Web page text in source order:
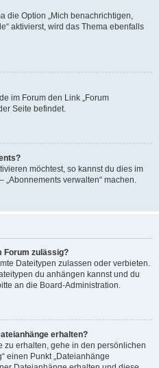
die Option „Mich benachrichtigen,
aktivierst, wird das Thema ebenfalls
im Forum den Link „Forum
Seite befindet.
möchtest, so kannst du dies im
„Abonnements verwalten“ machen.
Forum zulässig?
Dateitypen zulassen oder verbieten.
du anhängen kannst und du
an die Board-Administration.
erhalten?
erhalten, gehe in den persönlichen
einen Punkt „Dateianhänge